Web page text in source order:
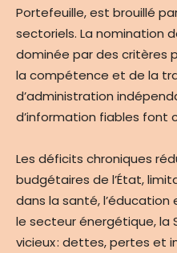
Portefeuille, est brouillé
sectoriels. La nomination
dominée par des critères
la compétence et de la
d’administration
d’information fiables font
Les déficits chroniques
budgétaires de l’État,
dans la santé, l’éducation
le secteur énergétique, la
vicieux : dettes, pertes et